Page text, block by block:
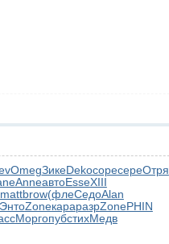
OmegЗикеDekoсоресереОтря
AnneавтоEsseXIII
mattbrow(флеСедоAlan
ЭнтоZoneкараразрZonePHIN
МоргопубстихМедв